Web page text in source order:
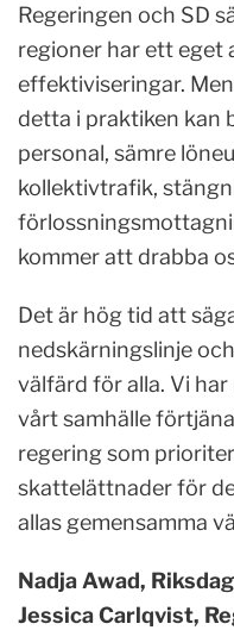
Regeringen och SD
regioner har ett eget
effektiviseringar.
detta i praktiken kan
personal, sämre
kollektivtrafik,
kommer att drabba
Det är hög tid att
nedskärningslinje
välfärd för alla. Vi
vårt samhälle
regering som
skattelättnader för
allas gemensamma
Nadja Awad,
Jessica Carlqvist,